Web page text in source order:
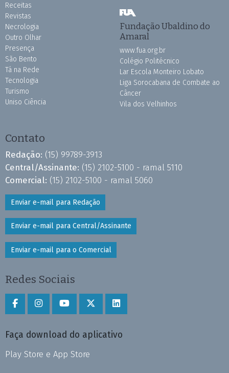
Receitas
Revistas
Necrologia
Outro Olhar
Presença
São Bento
Tá na Rede
Tecnologia
Turismo
Uniso Ciência
Fundação Ubaldino do
Amaral
www.fua.org.br
Colégio Politécnico
Lar Escola Monteiro Lobato
Liga Sorocabana de Combate ao
Câncer
Vila dos Velhinhos
Contato
Redação: (15) 99789-3913
Central/Assinante: (15) 2102-5100 - ramal 5110
Comercial: (15) 2102-5100 - ramal 5060
Enviar e-mail para Redação
Enviar e-mail para Central/Assinante
Enviar e-mail para o Comercial
Redes Sociais
Faça download do aplicativo
Play Store e App Store